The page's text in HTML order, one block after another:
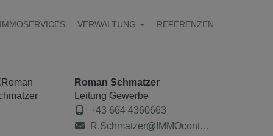
IMMOSERVICES VERWALTUNG REFERENZEN
Roman Schmatzer
Leitung Gewerbe
+43 664 4360663
R.Schmatzer@IMMOcontract.at